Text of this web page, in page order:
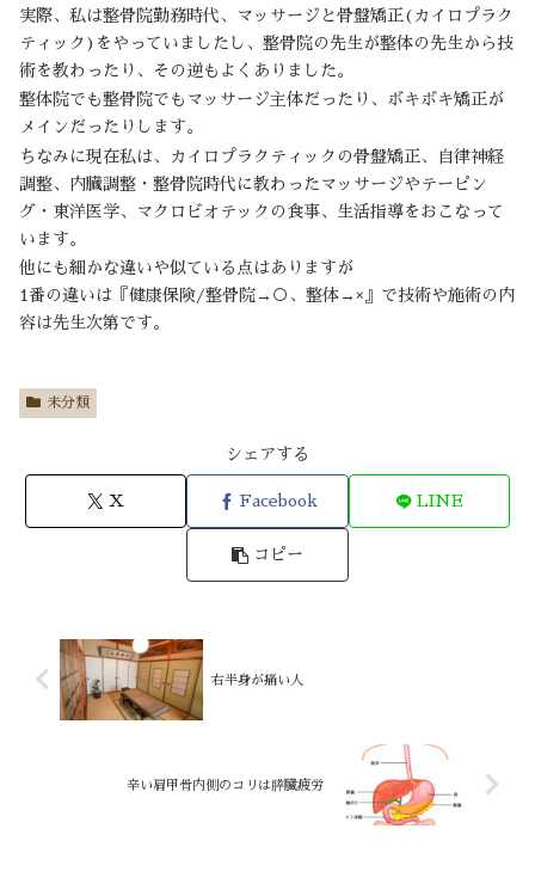
実際、私は整骨院勤務時代、マッサージと骨盤矯正(カイロプラク
ティック)をやっていましたし、整骨院の先生が整体の先生から技
術を教わったり、その逆もよくありました。
整体院でも整骨院でもマッサージ主体だったり、ボキボキ矯正が
メインだったりします。
ちなみに現在私は、カイロプラクティックの骨盤矯正、自律神経
調整、内臓調整・整骨院時代に教わったマッサージやテーピン
グ・東洋医学、マクロビオテックの食事、生活指導をおこなって
います。
他にも細かな違いや似ている点はありますが
1番の違いは『健康保険/整骨院→○、整体→×』で技術や施術の内
容は先生次第です。
未分類
シェアする
X Facebook LINE
コピー
右半身が痛い人
辛い肩甲骨内側のコリは膵臓疲労